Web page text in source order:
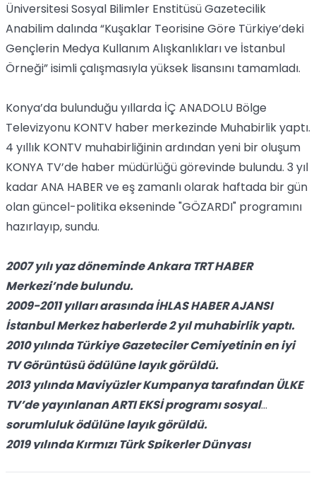
Üniversitesi Sosyal Bilimler Enstitüsü Gazetecilik
Anabilim dalında “Kuşaklar Teorisine Göre Türkiye’deki
Gençlerin Medya Kullanım Alışkanlıkları ve İstanbul
Örneği” isimli çalışmasıyla yüksek lisansını tamamladı.
Konya’da bulunduğu yıllarda İÇ ANADOLU Bölge
Televizyonu KONTV haber merkezinde Muhabirlik yaptı.
4 yıllık KONTV muhabirliğinin ardından yeni bir oluşum
KONYA TV’de haber müdürlüğü görevinde bulundu. 3 yıl
kadar ANA HABER ve eş zamanlı olarak haftada bir gün
olan güncel-politika ekseninde "GÖZARDI" programını
hazırlayıp, sundu.
2007 yılı yaz döneminde Ankara TRT HABER
Merkezi’nde bulundu.
2009-2011 yılları arasında İHLAS HABER AJANSI
İstanbul Merkez haberlerde 2 yıl muhabirlik yaptı.
2010 yılında Türkiye Gazeteciler Cemiyetinin en iyi
TV Görüntüsü ödülüne layık görüldü.
2013 yılında Maviyüzler Kumpanya tarafından ÜLKE
TV’de yayınlanan ARTI EKSİ programı sosyal
sorumluluk ödülüne layık görüldü.
2019 yılında Kırmızı Türk Spikerler Dünyası